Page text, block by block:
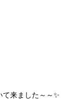
来ました～～✨